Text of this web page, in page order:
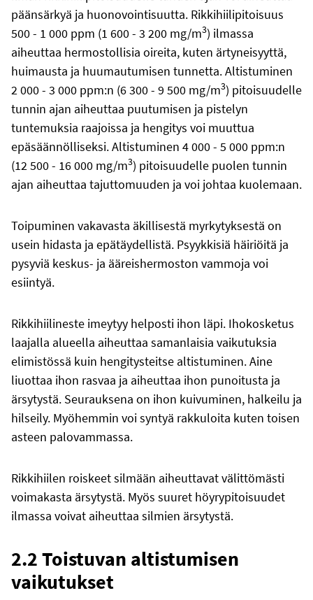
päänsärkyä ja huonovointisuutta. Rikkihiilipitoisuus
500 - 1 000 ppm (1 600 - 3 200 mg/m3) ilmassa
aiheuttaa hermostollisia oireita, kuten ärtyneisyyttä,
huimausta ja huumautumisen tunnetta. Altistuminen
2 000 - 3 000 ppm:n (6 300 - 9 500 mg/m3) pitoisuudelle
tunnin ajan aiheuttaa puutumisen ja pistelyn
tuntemuksia raajoissa ja hengitys voi muuttua
epäsäännölliseksi. Altistuminen 4 000 - 5 000 ppm:n
(12 500 - 16 000 mg/m3) pitoisuudelle puolen tunnin
ajan aiheuttaa tajuttomuuden ja voi johtaa kuolemaan.
Toipuminen vakavasta äkillisestä myrkytyksestä on
usein hidasta ja epätäydellistä. Psyykkisiä häiriöitä ja
pysyviä keskus- ja ääreishermoston vammoja voi
esiintyä.
Rikkihiilineste imeytyy helposti ihon läpi. Ihokosketus
laajalla alueella aiheuttaa samanlaisia vaikutuksia
elimistössä kuin hengitysteitse altistuminen. Aine
liuottaa ihon rasvaa ja aiheuttaa ihon punoitusta ja
ärsytystä. Seurauksena on ihon kuivuminen, halkeilu ja
hilseily. Myöhemmin voi syntyä rakkuloita kuten toisen
asteen palovammassa.
Rikkihiilen roiskeet silmään aiheuttavat välittömästi
voimakasta ärsytystä. Myös suuret höyrypitoisuudet
ilmassa voivat aiheuttaa silmien ärsytystä.
2.2 Toistuvan altistumisen
vaikutukset